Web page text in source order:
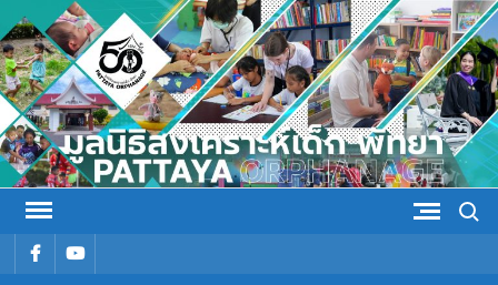
Skip
to
content
รายการรายการ